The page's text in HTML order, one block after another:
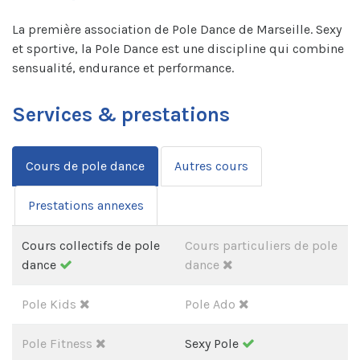
La première association de Pole Dance de Marseille. Sexy
et sportive, la Pole Dance est une discipline qui combine
sensualité, endurance et performance.
Services & prestations
Cours de pole dance Autres cours
Prestations annexes
Cours collectifs de pole
dance
Cours particuliers de pole
dance
Pole Kids Pole Ado
Pole Fitness Sexy Pole